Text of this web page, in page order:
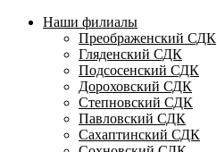
Наши филиалы
Преображенский СДК
Гляденский СДК
Подсосенский СДК
Дороховский СДК
Степновский СДК
Павловский СДК
Сахаптинский СДК